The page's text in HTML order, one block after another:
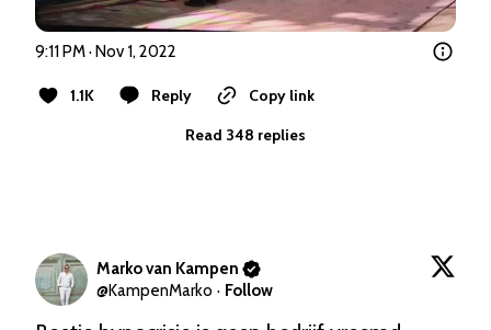
9:11 PM · Nov 1, 2022
1.1K Reply
Copy link
Read 348 replies
Marko van Kampen
@KampenMarko · Follow